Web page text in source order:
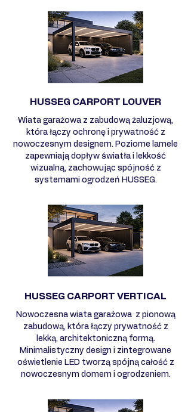
HUSSEG CARPORT LOUVER
Wiata garażowa z zabudową żaluzjową,
która łączy ochronę i prywatność z
nowoczesnym designem. Poziome lamele
zapewniają dopływ światła i lekkość
wizualną, zachowując spójność z
systemami ogrodzeń HUSSEG.
HUSSEG CARPORT VERTICAL
Nowoczesna wiata garażowa z pionową
zabudową, która łączy prywatność z
lekką, architektoniczną formą.
Minimalistyczny design i zintegrowane
oświetlenie LED tworzą spójną całość z
nowoczesnym domem i ogrodzeniem.